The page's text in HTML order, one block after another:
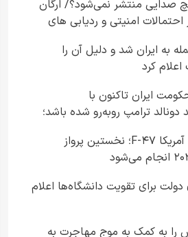
صدایی منتشر نمی‌شود؟/ ارگان
احتمالات امنیتی و ردیابی های
مدعی لغو حمله به ایران شد و دلیل آن را
کرد
ایران تاکنون با
ترامپ روبه‌رو شده باشد؛
اقدام می‌زند
جنگنده نسل ششم آمریکا F-۴۷؛ نخستین پرواز
برای تقویت دانشگاه‌ها اعلام
را به کمک به موج مهاجرت به